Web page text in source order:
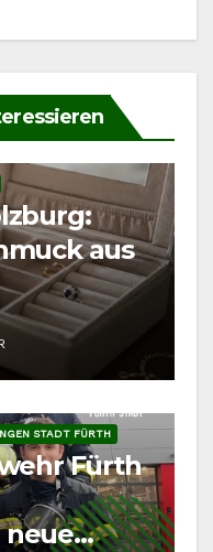
aus
STADT FÜRTH
Fürth
neue